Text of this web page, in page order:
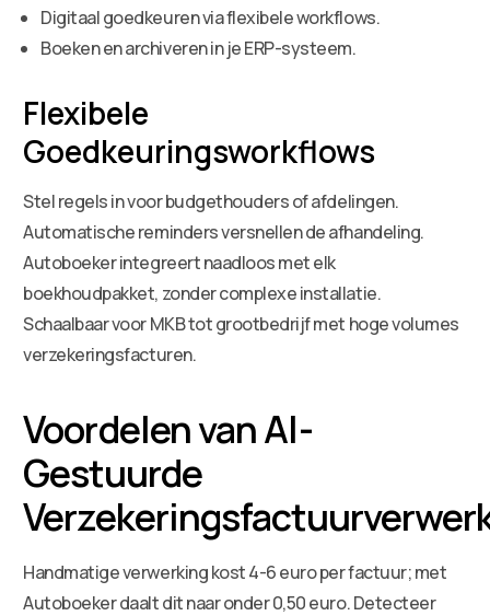
Digitaal goedkeuren via flexibele workflows.
Boeken en archiveren in je ERP-systeem.
Flexibele
Goedkeuringsworkflows
Stel regels in voor budgethouders of afdelingen.
Automatische reminders versnellen de afhandeling.
Autoboeker integreert naadloos met elk
boekhoudpakket, zonder complexe installatie.
Schaalbaar voor MKB tot grootbedrijf met hoge volumes
verzekeringsfacturen.
Voordelen van AI-
Gestuurde
Handmatige verwerking kost 4-6 euro per factuur; met
Autoboeker daalt dit naar onder 0,50 euro. Detecteer